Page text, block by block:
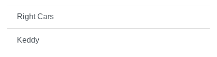
Right Cars
Keddy